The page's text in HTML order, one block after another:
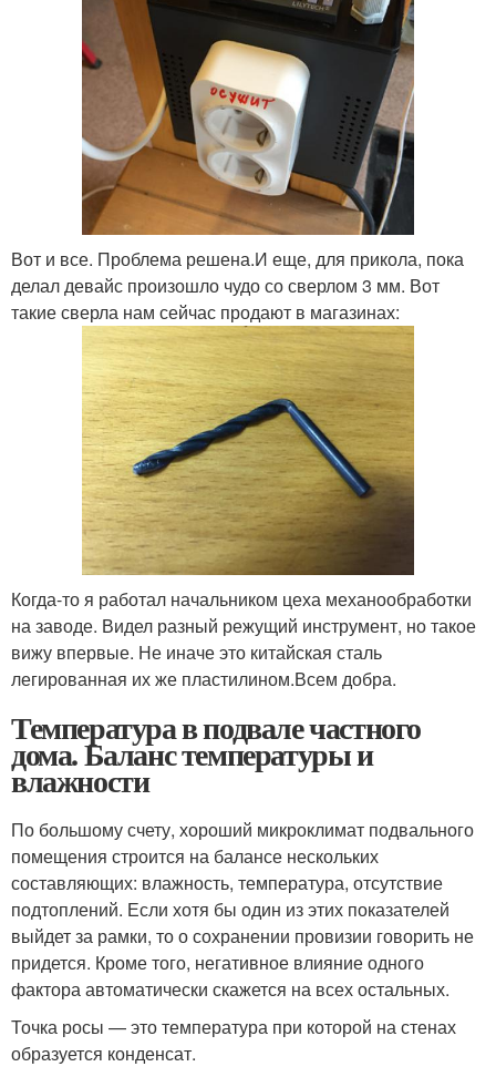
Вот и все. Проблема решена.И еще, для прикола, пока
делал девайс произошло чудо со сверлом 3 мм. Вот
такие сверла нам сейчас продают в магазинах:
Когда-то я работал начальником цеха механообработки
на заводе. Видел разный режущий инструмент, но такое
вижу впервые. Не иначе это китайская сталь
легированная их же пластилином.Всем добра.
Температура в подвале частного
дома. Баланс температуры и
влажности
По большому счету, хороший микроклимат подвального
помещения строится на балансе нескольких
составляющих: влажность, температура, отсутствие
подтоплений. Если хотя бы один из этих показателей
выйдет за рамки, то о сохранении провизии говорить не
придется. Кроме того, негативное влияние одного
фактора автоматически скажется на всех остальных.
Точка росы — это температура при которой на стенах
образуется конденсат.